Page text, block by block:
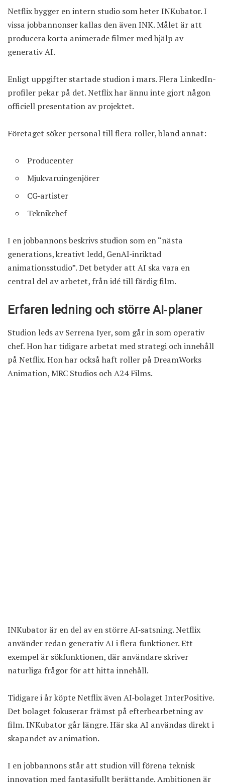
Netflix bygger en intern studio som heter INKubator. I
vissa jobbannonser kallas den även INK. Målet är att
producera korta animerade filmer med hjälp av
generativ AI.
Enligt uppgifter startade studion i mars. Flera LinkedIn-
profiler pekar på det. Netflix har ännu inte gjort någon
officiell presentation av projektet.
Företaget söker personal till flera roller, bland annat:
Producenter
Mjukvaruingenjörer
CG‑artister
Teknikchef
I en jobbannons beskrivs studion som en “nästa
generations, kreativt ledd, GenAI‑inriktad
animationsstudio”. Det betyder att AI ska vara en
central del av arbetet, från idé till färdig film.
Erfaren ledning och större AI‑planer
Studion leds av Serrena Iyer, som går in som operativ
chef. Hon har tidigare arbetat med strategi och innehåll
på Netflix. Hon har också haft roller på DreamWorks
Animation, MRC Studios och A24 Films.
INKubator är en del av en större AI‑satsning. Netflix
använder redan generativ AI i flera funktioner. Ett
exempel är sökfunktionen, där användare skriver
naturliga frågor för att hitta innehåll.
Tidigare i år köpte Netflix även AI‑bolaget InterPositive.
Det bolaget fokuserar främst på efterbearbetning av
film. INKubator går längre. Här ska AI användas direkt i
skapandet av animation.
I en jobbannons står att studion vill förena teknisk
innovation med fantasifullt berättande. Ambitionen är